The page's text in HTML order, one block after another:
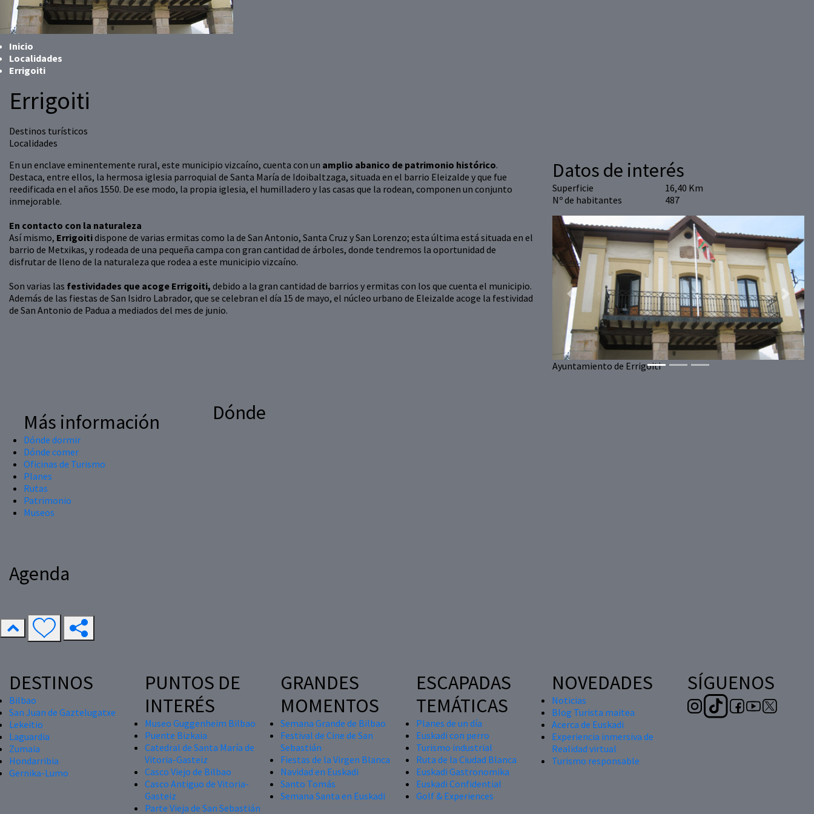
Inicio
Localidades
Errigoiti
Errigoiti
Destinos turísticos
Localidades
En un enclave eminentemente rural, este municipio vizcaíno, cuenta con un amplio abanico de patrimonio histórico.
Destaca, entre ellos, la hermosa iglesia parroquial de Santa María de Idoibaltzaga, situada en el barrio Eleizalde y que fue
reedificada en el años 1550. De ese modo, la propia iglesia, el humilladero y las casas que la rodean, componen un conjunto
inmejorable.
En contacto con la naturaleza
Así mismo, Errigoitidispone de varias ermitas como la de San Antonio, Santa Cruz y San Lorenzo; esta última está situada en el
barrio de Metxikas, y rodeada de una pequeña campa con gran cantidad de árboles, donde tendremos la oportunidad de
disfrutar de lleno de la naturaleza que rodea a este municipio vizcaíno.
Son varias las festividades que acoge Errigoiti, debido a la gran cantidad de barrios y ermitas con los que cuenta el municipio.
Además de las fiestas de San Isidro Labrador, que se celebran el día 15 de mayo, el núcleo urbano de Eleizalde acoge la festividad
de San Antonio de Padua a mediados del mes de junio.
Datos de interés
Superficie
16,40 Km
Nº de habitantes
487
Ayuntamiento de Errigoiti
Previous Next
Más información
Dónde dormir
Dónde comer
Oficinas de Turismo
Planes
Rutas
Patrimonio
Museos
Dónde
Agenda
DESTINOS
Bilbao
San Juan de Gaztelugatxe
Lekeitio
Laguardia
Zumaia
Hondarribia
Gernika-Lumo
PUNTOS DE
INTERÉS
Museo Guggenheim Bilbao
Puente Bizkaia
Catedral de Santa María de
Vitoria-Gasteiz
Casco Viejo de Bilbao
Casco Antiguo de Vitoria-
Gasteiz
Parte Vieja de San Sebastián
GRANDES
MOMENTOS
Semana Grande de Bilbao
Festival de Cine de San
Sebastián
Fiestas de la Virgen Blanca
Navidad en Euskadi
Santo Tomás
Semana Santa en Euskadi
ESCAPADAS
TEMÁTICAS
Planes de un día
Euskadi con perro
Turismo industrial
Ruta de la Ciudad Blanca
Euskadi Gastronomika
Euskadi Confidential
Golf & Experiences
NOVEDADES
Noticias
Blog Turista maitea
Acerca de Euskadi
Experiencia inmersiva de
Realidad virtual
Turismo responsable
SÍGUENOS